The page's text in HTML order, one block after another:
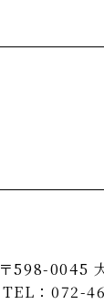
〒598-0045
TEL：072-